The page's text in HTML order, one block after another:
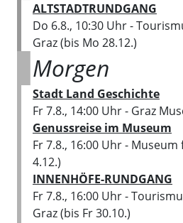
ALTSTADTRUNDGANG
Do 6.8., 10:30 Uhr-
Graz(bis Mo 28.12.)
Morgen
Stadt Land Geschichte
Fr 7.8., 14:00 Uhr- Graz
Genussreise im Museum
Fr 7.8., 16:00 Uhr- Museum
4.12.)
INNENHÖFE-RUNDGANG
Fr 7.8., 16:00 Uhr-
Graz(bis Fr 30.10.)